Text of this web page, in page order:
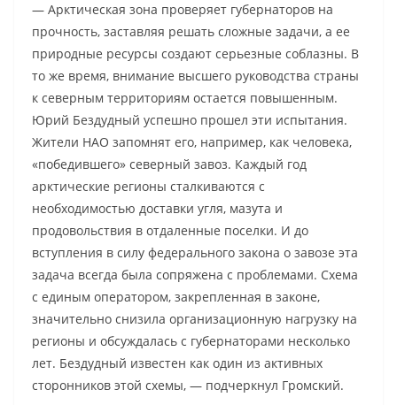
— Арктическая зона проверяет губернаторов на
прочность, заставляя решать сложные задачи, а ее
природные ресурсы создают серьезные соблазны. В
то же время, внимание высшего руководства страны
к северным территориям остается повышенным.
Юрий Бездудный успешно прошел эти испытания.
Жители НАО запомнят его, например, как человека,
«победившего» северный завоз. Каждый год
арктические регионы сталкиваются с
необходимостью доставки угля, мазута и
продовольствия в отдаленные поселки. И до
вступления в силу федерального закона о завозе эта
задача всегда была сопряжена с проблемами. Схема
с единым оператором, закрепленная в законе,
значительно снизила организационную нагрузку на
регионы и обсуждалась с губернаторами несколько
лет. Бездудный известен как один из активных
сторонников этой схемы, — подчеркнул Громский.